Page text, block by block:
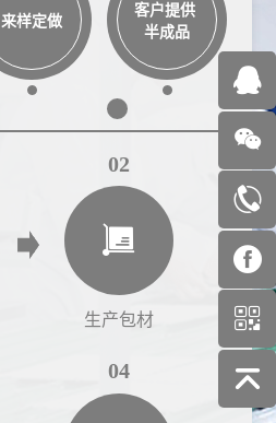
来样定做
客户提供
半成品
02
生产包材
04